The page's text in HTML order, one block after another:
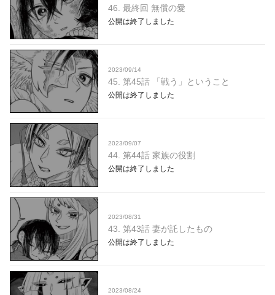
46. 最終回 無償の愛
公開は終了しました
2023/09/14
45. 第45話 「戦う」ということ
公開は終了しました
2023/09/07
44. 第44話 家族の役割
公開は終了しました
2023/08/31
43. 第43話 妻が託したもの
公開は終了しました
2023/08/24